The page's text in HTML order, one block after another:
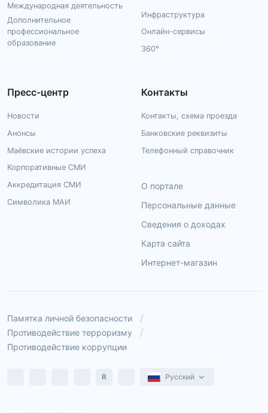
Международная деятельность
Дополнительное
профессиональное
образование
Инфраструктура
Онлайн-сервисы
360°
Пресс-центр
Новости
Анонсы
Маёвские истории успеха
Корпоративные СМИ
Аккредитация СМИ
Символика МАИ
Контакты
Контакты, схема проезда
Банковские реквизиты
Телефонный справочник
О портале
Персональные данные
Сведения о доходах
Карта сайта
Интернет-магазин
Памятка личной безопасности
Противодействие терроризму
Противодействие коррупции
R Русский